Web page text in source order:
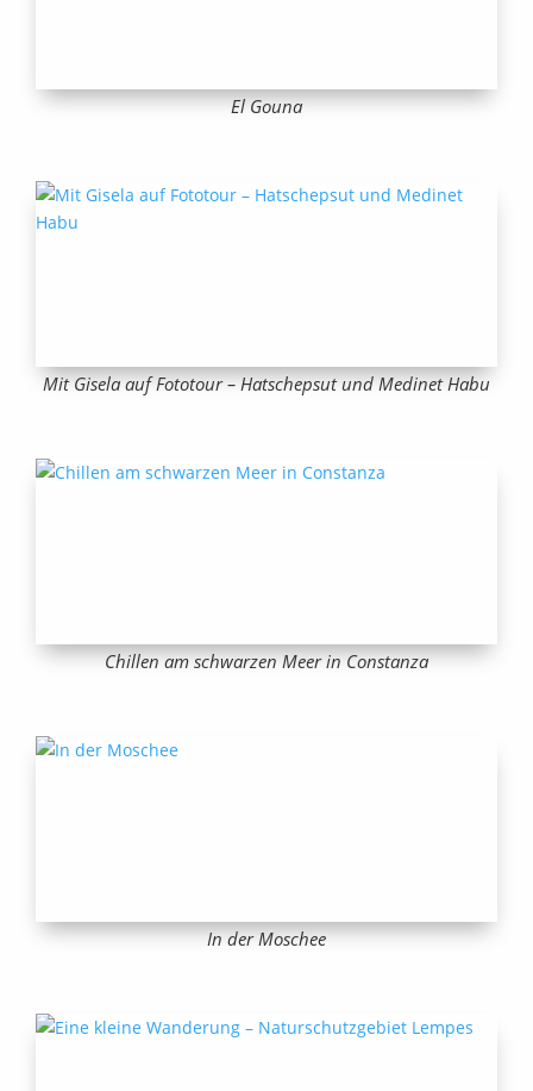
El Gouna
Mit Gisela auf Fototour – Hatschepsut und Medinet Habu
Chillen am schwarzen Meer in Constanza
In der Moschee